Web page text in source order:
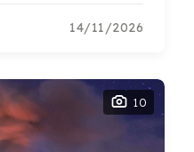
14/11/2026
10